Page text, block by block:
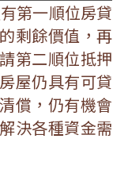
第一順位房貸
剩餘價值，再
第二順位抵押
屋仍具有可貸
償，仍有機會
決各種資金需